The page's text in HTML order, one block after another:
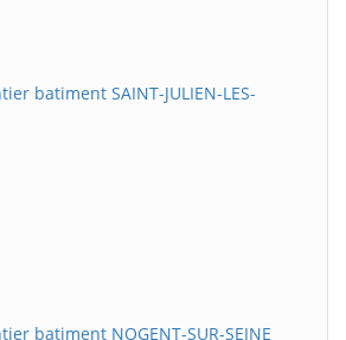
batiment SAINT-JULIEN-LES-
batiment NOGENT-SUR-SEINE